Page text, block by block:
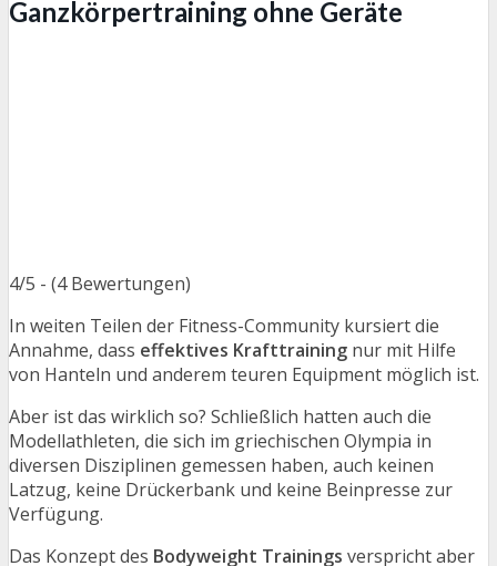
Ganzkörpertraining ohne Geräte
4/5 - (4 Bewertungen)
In weiten Teilen der Fitness-Community kursiert die
Annahme, dass effektives Krafttraining nur mit Hilfe
von Hanteln und anderem teuren Equipment möglich ist.
Aber ist das wirklich so? Schließlich hatten auch die
Modellathleten, die sich im griechischen Olympia in
diversen Disziplinen gemessen haben, auch keinen
Latzug, keine Drückerbank und keine Beinpresse zur
Verfügung.
Das Konzept des Bodyweight Trainings verspricht aber